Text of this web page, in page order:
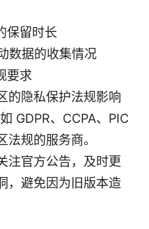
保留时长
数据的收集情况
要求
的隐私保护法规影响
GDPR、CCPA、PIC
规的服务商。
注官方公告，及时更
，避免因为旧版本造